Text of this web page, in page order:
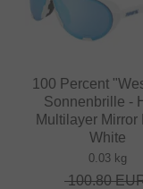
100 Percent
Sonnenbrille -
Multilayer Mirror
White
0.03 kg
100.80